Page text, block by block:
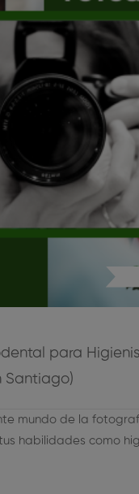
para
Santiago)
mundo de la
habilidades como